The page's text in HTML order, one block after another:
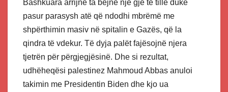
Bashkuara arrijnë ta bëjnë një gjë të tillë duke
pasur parasysh atë që ndodhi mbrëmë me
shpërthimin masiv në spitalin e Gazës, që la
qindra të vdekur. Të dyja palët fajësojnë njera
tjetrën për përgjegjësinë. Dhe si rezultat,
udhëheqësi palestinez Mahmoud Abbas anuloi
takimin me Presidentin Biden dhe kjo ua